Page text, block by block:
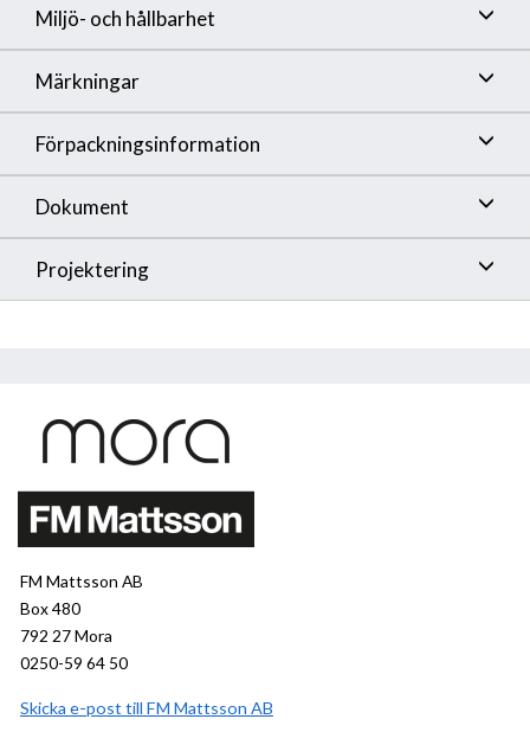
Miljö- och hållbarhet
Märkningar
Förpackningsinformation
Dokument
Projektering
FM Mattsson AB
Box 480
792 27 Mora
0250-59 64 50
Skicka e-post till FM Mattsson AB